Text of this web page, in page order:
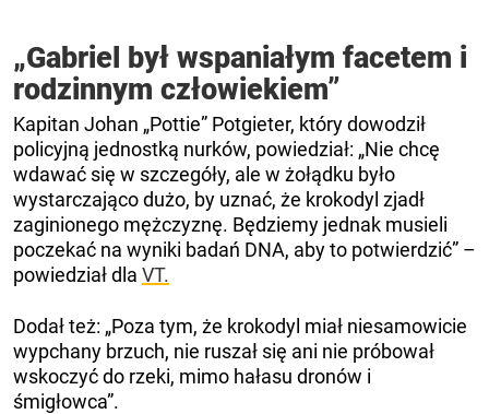
„Gabriel był wspaniałym facetem i
rodzinnym człowiekiem”
Kapitan Johan „Pottie” Potgieter, który dowodził
policyjną jednostką nurków, powiedział: „Nie chcę
wdawać się w szczegóły, ale w żołądku było
wystarczająco dużo, by uznać, że krokodyl zjadł
zaginionego mężczyznę. Będziemy jednak musieli
poczekać na wyniki badań DNA, aby to potwierdzić” –
powiedział dla VT.
Dodał też: „Poza tym, że krokodyl miał niesamowicie
wypchany brzuch, nie ruszał się ani nie próbował
wskoczyć do rzeki, mimo hałasu dronów i
śmigłowca”.